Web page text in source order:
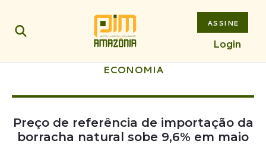
ASSINE
Login
ECONOMIA
Preço de referência de importação da
borracha natural sobe 9,6% em maio